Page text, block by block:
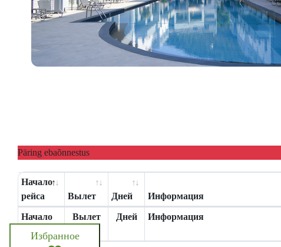
Päring ebaõnnestus
Начало
рейса
Вылет Дней Информация
Начало
рейса
Вылет Дней Информация
Избранное